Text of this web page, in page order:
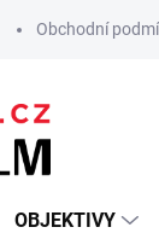
Obchodní
OBJEKTIVY